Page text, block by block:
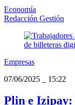
Economía
Redacción Gestión
Empresas
07/06/2025
15:22
Plin e